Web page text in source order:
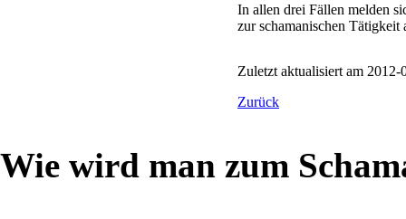
In allen drei Fällen melden
zur schamanischen Tätigkeit
Zuletzt aktualisiert am
Zurück
Wie wird man zum